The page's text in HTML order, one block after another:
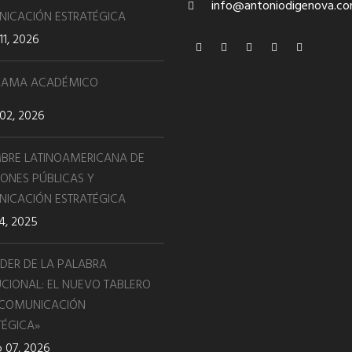
ESTRATÉGICA
2026
ACADÉMICO
2026
LATINOAMERICANA DE
PÚBLICAS Y
ESTRATÉGICA
2025
DE LA PALABRA
EL NUEVO TABLERO